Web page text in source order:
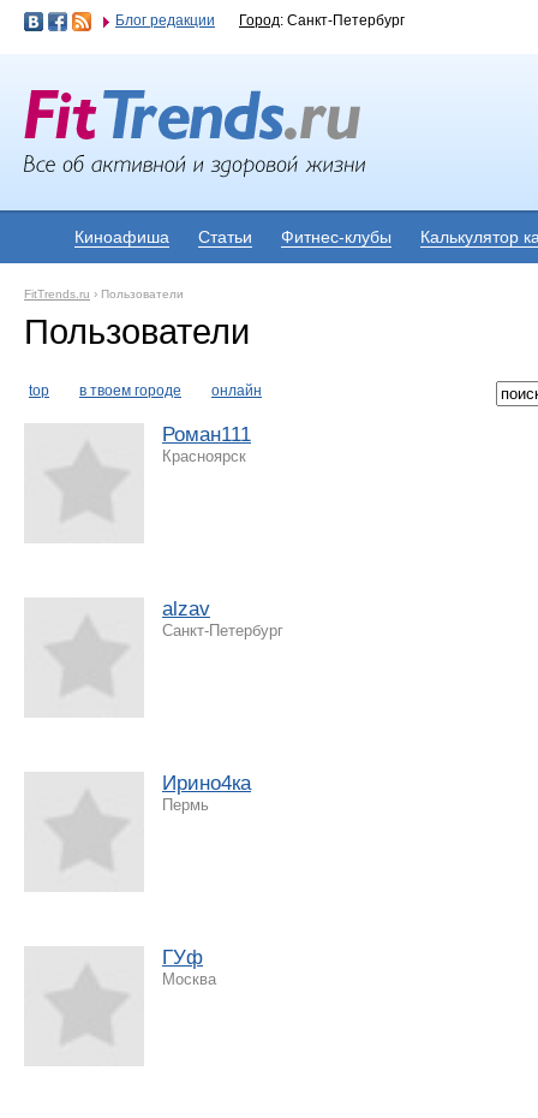
Блог редакции Город: Санкт-Петербург
Киноафиша Статьи Фитнес-клубы Калькулятор
FitTrends.ru › Пользователи
Пользователи
top в твоем городе онлайн
Роман111
Красноярск
alzav
Санкт-Петербург
Ирино4ка
Пермь
ГУф
Москва